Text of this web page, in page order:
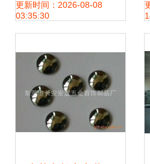
微机控制与数显液
报价要点解析
更新时间：2026-08-08
03:35:30